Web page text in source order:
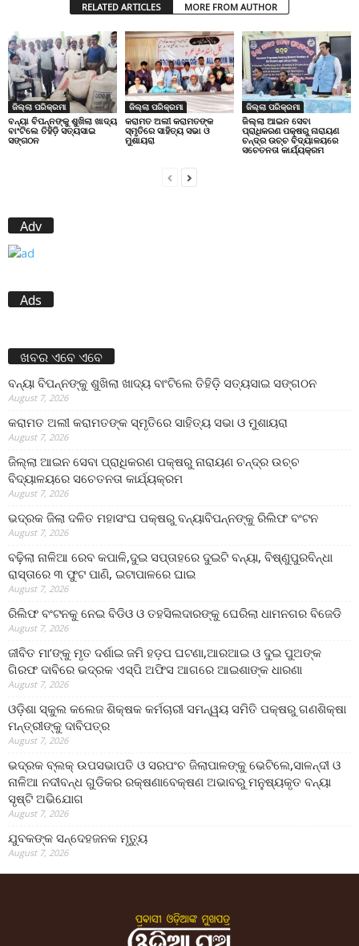
RELATED ARTICLES MORE FROM AUTHOR
ଜିଲ୍ଲା ପରିକ୍ରମା
ବନ୍ୟା ବିପନ୍ନଙ୍କୁ ଶୁଖିଲା ଖାଦ୍ୟ
ବାଂଟିଲେ ତିହିଡି଼ ସତ୍ୟସାଇ
ସଙ୍ଗଠନ
ଜିଲ୍ଲା ପରିକ୍ରମା
କରାମତ ଅଲୀ କରାମତଙ୍କ
ସ୍ମୃତିରେ ସାହିତ୍ୟ ସଭା ଓ
ମୁଶାୟରା
ଜିଲ୍ଲା ପରିକ୍ରମା
ଜିଲ୍ଲା ଆଇନ ସେବା
ପ୍ରାଧିକରଣ ପକ୍ଷରୁ ନାରାୟଣ
ଚନ୍ଦ୍ର ଉଚ୍ଚ ବିଦ୍ୟାଳୟରେ
ସଚେତନତା କାର୍ଯ୍ୟକ୍ରମ
Adv
Ads
ଖବର ଏବେ ଏବେ
ବନ୍ୟା ବିପନ୍ନଙ୍କୁ ଶୁଖିଲା ଖାଦ୍ୟ ବାଂଟିଲେ ତିହିଡି଼ ସତ୍ୟସାଇ ସଙ୍ଗଠନ
August 7, 2026
କରାମତ ଅଲୀ କରାମତଙ୍କ ସ୍ମୃତିରେ ସାହିତ୍ୟ ସଭା ଓ ମୁଶାୟରା
August 7, 2026
ଜିଲ୍ଲା ଆଇନ ସେବା ପ୍ରାଧିକରଣ ପକ୍ଷରୁ ନାରାୟଣ ଚନ୍ଦ୍ର ଉଚ୍ଚ
ବିଦ୍ୟାଳୟରେ ସଚେତନତା କାର୍ଯ୍ୟକ୍ରମ
August 7, 2026
ଭଦ୍ରକ ଜିଲା ଦଳିତ ମହାସଂଘ ପକ୍ଷରୁ ବନ୍ୟାବିପନ୍ନଙ୍କୁ ରିଲିଫ ବଂଟନ
August 7, 2026
ବଢ଼ିଲା ନାଳିଆ ରେବ କପାଳି,ଦୁଇ ସପ୍ତାହରେ ଦୁଇଟି ବନ୍ୟା, ବିଷ୍ଣୁପୁରବିନ୍ଧା
ରାସ୍ତାରେ ୩ ଫୁଟ ପାଣି, ଇଟାପାଳରେ ଘାଇ
August 7, 2026
ରିଲିଫ ବଂଟନକୁ ନେଇ ବିଡିଓ ଓ ତହସିଲଦାରଙ୍କୁ ଘେରିଲା ଧାମନଗର ବିଜେଡି
August 7, 2026
ଜୀବିତ ମା’ଙ୍କୁ ମୃତ ଦର୍ଶାଇ ଜମି ହଡ଼ପ ଘଟଣା,ଆରଆଇ ଓ ଦୁଇ ପୁଅଙ୍କ
ଗିରଫ ଦାବିରେ ଭଦ୍ରକ ଏସ୍‌ପି ଅଫିସ ଆଗରେ ଆଇଶାଙ୍କ ଧାରଣା
August 7, 2026
ଓଡ଼ିଶା ସ୍କୁଲ କଲେଜ ଶିକ୍ଷକ କର୍ମଚାରୀ ସମନ୍ୱୟ ସମିତି ପକ୍ଷରୁ ଗଣଶିକ୍ଷା
ମନ୍ତ୍ରୀଙ୍କୁ ଦାବିପତ୍ର
August 7, 2026
ଭଦ୍ରକ ବ୍ଲକ୍ ଉପସଭାପତି ଓ ସରପଂଚ ଜିଲାପାଳଙ୍କୁ ଭେଟିଲେ,ସାଳନ୍ଦୀ ଓ
ନାଳିଆ ନଦୀବନ୍ଧ ଗୁଡିକର ରକ୍ଷଣାବେକ୍ଷଣ ଅଭାବରୁ ମନୁଷ୍ୟକୃତ ବନ୍ୟା
ସୃଷ୍ଟି ଅଭିଯୋଗ
August 7, 2026
ଯୁବକଙ୍କ ସନ୍ଦେହଜନକ ମୃତ୍ୟୁ
August 7, 2026